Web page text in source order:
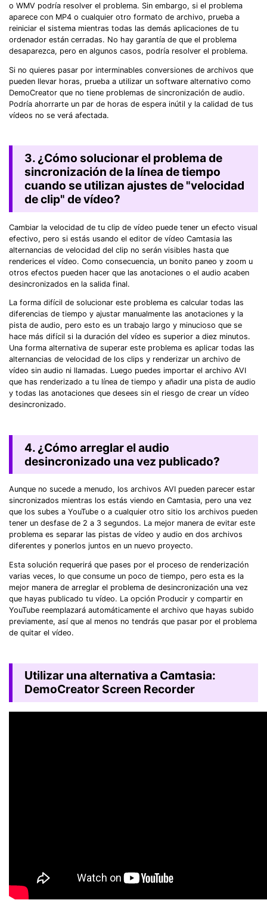
o WMV podría resolver el problema. Sin embargo, si el problema
aparece con MP4 o cualquier otro formato de archivo, prueba a
reiniciar el sistema mientras todas las demás aplicaciones de tu
ordenador están cerradas. No hay garantía de que el problema
desaparezca, pero en algunos casos, podría resolver el problema.
Si no quieres pasar por interminables conversiones de archivos que
pueden llevar horas, prueba a utilizar un software alternativo como
DemoCreator que no tiene problemas de sincronización de audio.
Podría ahorrarte un par de horas de espera inútil y la calidad de tus
vídeos no se verá afectada.
3. ¿Cómo solucionar el problema de
sincronización de la línea de tiempo
cuando se utilizan ajustes de "velocidad
de clip" de vídeo?
Cambiar la velocidad de tu clip de vídeo puede tener un efecto visual
efectivo, pero si estás usando el editor de vídeo Camtasia las
alternancias de velocidad del clip no serán visibles hasta que
renderices el vídeo. Como consecuencia, un bonito paneo y zoom u
otros efectos pueden hacer que las anotaciones o el audio acaben
desincronizados en la salida final.
La forma difícil de solucionar este problema es calcular todas las
diferencias de tiempo y ajustar manualmente las anotaciones y la
pista de audio, pero esto es un trabajo largo y minucioso que se
hace más difícil si la duración del vídeo es superior a diez minutos.
Una forma alternativa de superar este problema es aplicar todas las
alternancias de velocidad de los clips y renderizar un archivo de
vídeo sin audio ni llamadas. Luego puedes importar el archivo AVI
que has renderizado a tu línea de tiempo y añadir una pista de audio
y todas las anotaciones que desees sin el riesgo de crear un vídeo
desincronizado.
4. ¿Cómo arreglar el audio
desincronizado una vez publicado?
Aunque no sucede a menudo, los archivos AVI pueden parecer estar
sincronizados mientras los estás viendo en Camtasia, pero una vez
que los subes a YouTube o a cualquier otro sitio los archivos pueden
tener un desfase de 2 a 3 segundos. La mejor manera de evitar este
problema es separar las pistas de vídeo y audio en dos archivos
diferentes y ponerlos juntos en un nuevo proyecto.
Esta solución requerirá que pases por el proceso de renderización
varias veces, lo que consume un poco de tiempo, pero esta es la
mejor manera de arreglar el problema de desincronización una vez
que hayas publicado tu vídeo. La opción Producir y compartir en
YouTube reemplazará automáticamente el archivo que hayas subido
previamente, así que al menos no tendrás que pasar por el problema
de quitar el vídeo.
Utilizar una alternativa a Camtasia:
DemoCreator Screen Recorder